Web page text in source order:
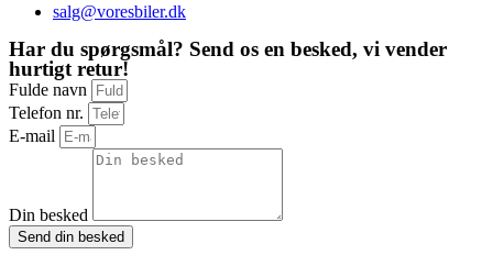
salg@voresbiler.dk
Har du spørgsmål? Send os en besked, vi vender
hurtigt retur!
Fulde navn
Telefon nr.
E-mail
Din besked
Send din besked